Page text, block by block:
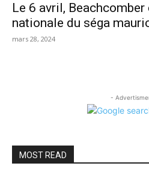
Le 6 avril,
nationale du séga
mars 28, 2024
-
MOST READ